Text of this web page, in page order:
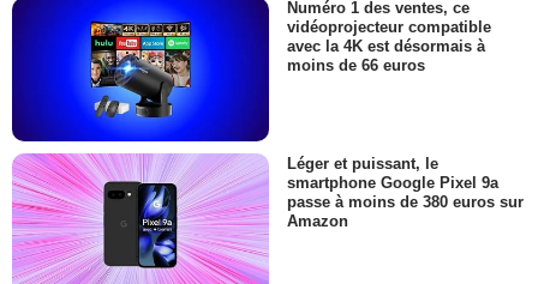
Numéro 1 des ventes, ce
vidéoprojecteur compatible
avec la 4K est désormais à
moins de 66 euros
Léger et puissant, le
smartphone Google Pixel 9a
passe à moins de 380 euros sur
Amazon